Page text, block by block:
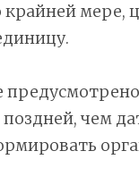
крайней мере,
чем